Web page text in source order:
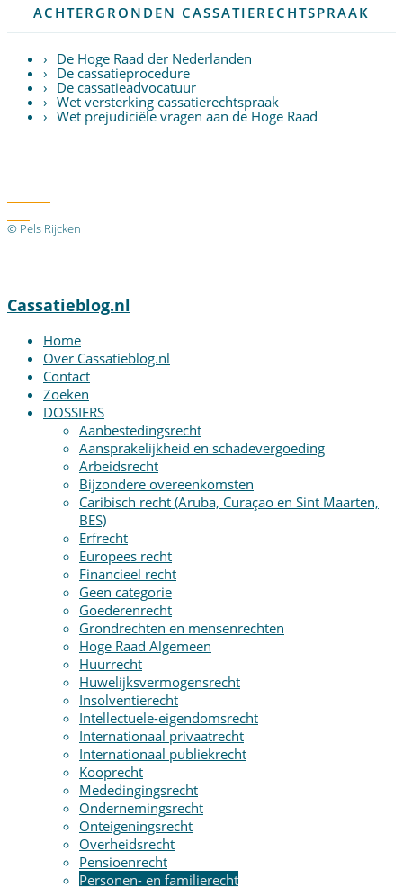
ACHTERGRONDEN CASSATIERECHTSPRAAK
De Hoge Raad der Nederlanden
De cassatieprocedure
De cassatieadvocatuur
Wet versterking cassatierechtspraak
Wet prejudiciële vragen aan de Hoge Raad
© Pels Rijcken
Cassatieblog.nl
Home
Over Cassatieblog.nl
Contact
Zoeken
DOSSIERS
Aanbestedingsrecht
Aansprakelijkheid en schadevergoeding
Arbeidsrecht
Bijzondere overeenkomsten
Caribisch recht (Aruba, Curaçao en Sint Maarten,
BES)
Erfrecht
Europees recht
Financieel recht
Geen categorie
Goederenrecht
Grondrechten en mensenrechten
Hoge Raad Algemeen
Huurrecht
Huwelijksvermogensrecht
Insolventierecht
Intellectuele-eigendomsrecht
Internationaal privaatrecht
Internationaal publiekrecht
Kooprecht
Mededingingsrecht
Ondernemingsrecht
Onteigeningsrecht
Overheidsrecht
Pensioenrecht
Personen- en familierecht